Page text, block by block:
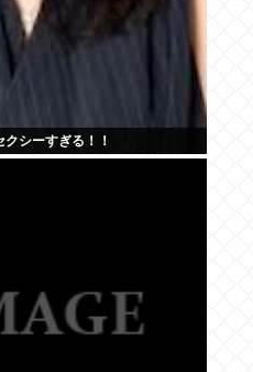
シーすぎる！！